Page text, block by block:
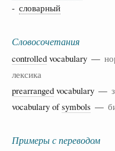
- словарный
Словосочетания
controlled vocabulary —
лексика
prearranged vocabulary —
vocabulary ofsymbols —
Примеры с переводом